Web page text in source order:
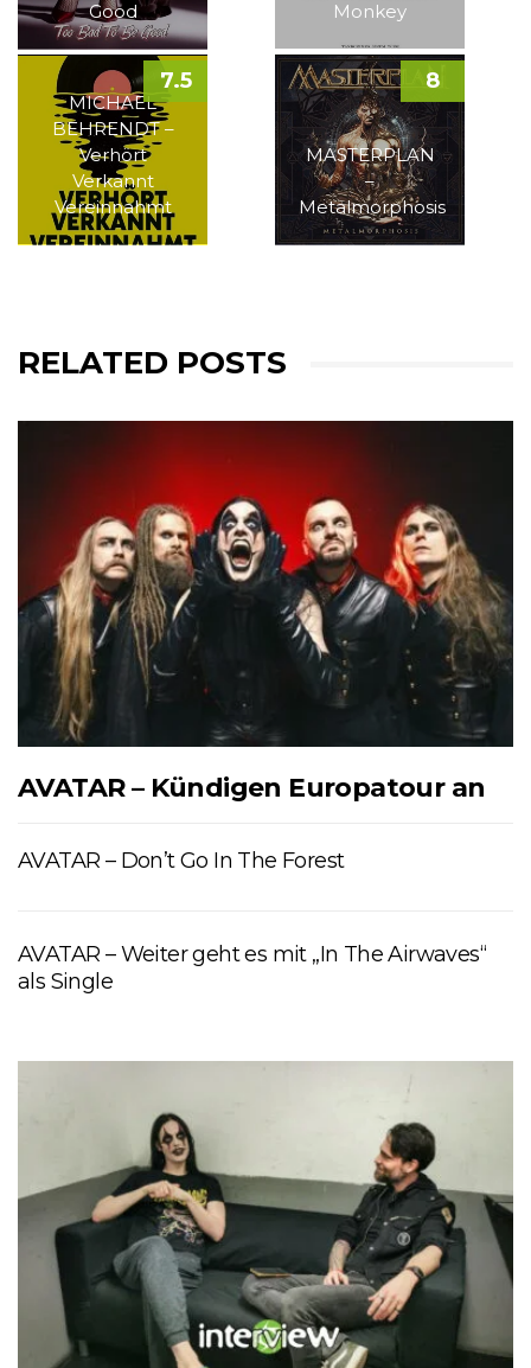
Good Monkey
MICHAEL
BEHRENDT –
Verhört
Verkannt
Vereinnahmt
7.5
MASTERPLAN
–
Metalmorphosis
8
RELATED POSTS
AVATAR – Kündigen Europatour an
AVATAR – Don’t Go In The Forest
AVATAR – Weiter geht es mit „In The Airwaves“
als Single